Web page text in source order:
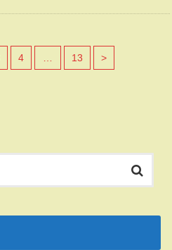
4 … 13 >